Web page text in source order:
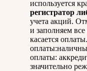
используется
регистратор
учета акций.
и заполняем
касается
оплаты:
значительно